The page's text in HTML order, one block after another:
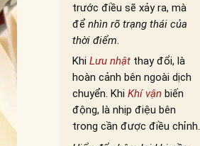
trước điều sẽ xảy ra, mà
để nhìn rõ trạng thái của
thời điểm.
Khi Lưu nhậtthay đổi, là
hoàn cảnh bên ngoài dịch
chuyển. Khi Khí vậnbiến
động, là nhịp điệu bên
trong cần được điều chỉnh.